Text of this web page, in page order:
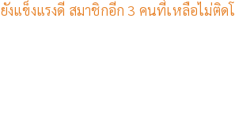
งแข็งแรงดี สมาชิกอีก 3 คนที่เหลือไม่ติด